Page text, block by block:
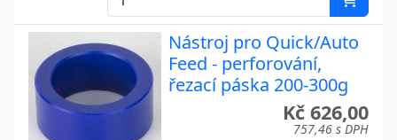
Nástroj pro Quick/Auto
Feed - perforování,
řezací páska 200-300g
Kč 626,00
757,46 s DPH